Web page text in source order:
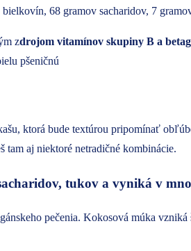
68 gramov sacharidov, 7
zdrojom vitamínov skupiny B a
ktorá bude textúrou pripomínať
tam aj niektoré netradičné kombinácie.
tukov a vyniká v
pečenia. Kokosová múka